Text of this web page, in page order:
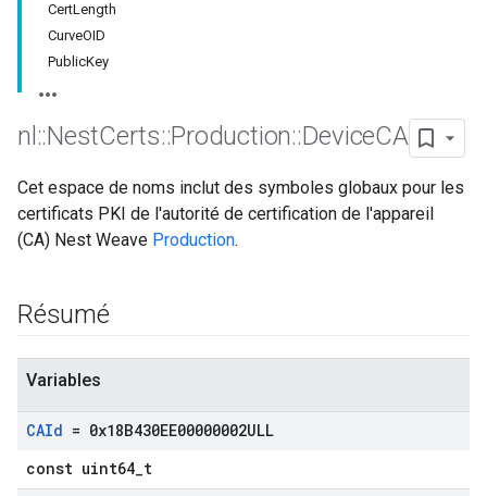
CertLength
CurveOID
PublicKey
nl ::NestCerts::Production::DeviceCA
Cet espace de noms inclut des symboles globaux pour les
certificats PKI de l'autorité de certification de l'appareil
(CA) Nest Weave Production.
Résumé
Variables
CAId = 0x18B430EE00000002ULL
const uint64_t